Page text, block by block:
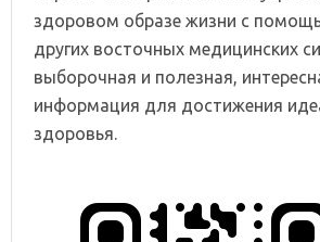
здоровом образе жизни с
других восточных медицинских
выборочная и полезная,
информация для достижения
здоровья.